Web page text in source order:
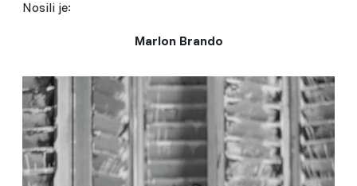
Nosili je:
Marlon Brando